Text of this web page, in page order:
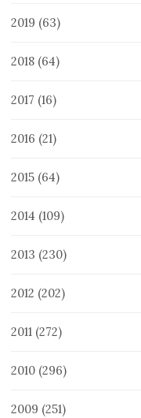
2019 (63)
2018 (64)
2017 (16)
2016 (21)
2015 (64)
2014 (109)
2013 (230)
2012 (202)
2011 (272)
2010 (296)
2009 (251)